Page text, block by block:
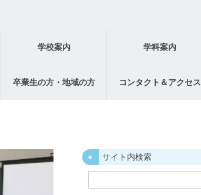
学校案内 学科案内
卒業生の方・地域の方 コンタクト＆アクセス
サイト内検索